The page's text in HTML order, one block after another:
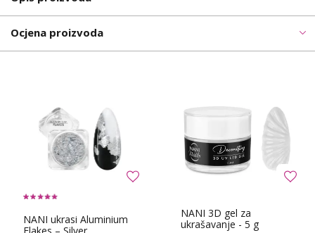
Ocjena proizvoda
NANI ukrasi Aluminium
Flakes – Silver
NANI 3D gel za
ukrašavanje - 5 g